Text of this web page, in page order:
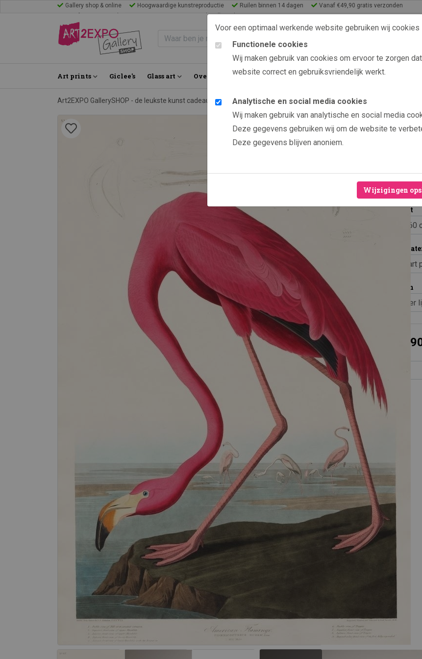
Voor een optimaal werkende website gebruiken wij cookies
Functionele cookies
Wij maken gebruik van cookies om ervoor te zorgen
website correct en gebruiksvriendelijk werkt.
Analytische en social media cookies
Wij maken gebruik van analytische en social media
Deze gegevens gebruiken wij om de website te
Deze gegevens blijven anoniem.
Wijzigingen
Gallery shop & online Hoogwaardige kunstreproductie Ruilen binnen 14 dagen
Vanaf €49,90 gratis verzonden
Bezoek Gallery Shop
Art prints Giclee's Glass art Over ons
Art2EXPO GallerySHOP - de leukste kunst cadeau ideeën Producten American Flamingo
Vanaf
Formaat
Print
Inlijsten
€